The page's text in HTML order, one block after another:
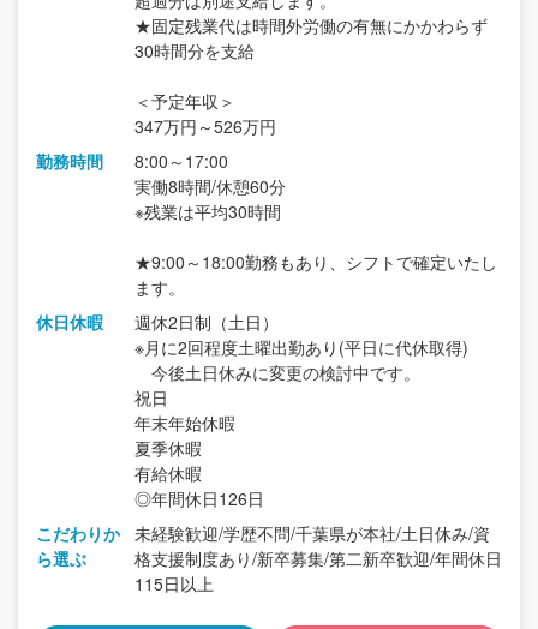
★固定残業代は時間外労働の有無にかかわらず
30時間分を支給
＜予定年収＞
347万円～526万円
勤務時間
8:00～17:00
実働8時間/休憩60分
※残業は平均30時間
★9:00～18:00勤務もあり、シフトで確定いたし
ます。
休日休暇
週休2日制（土日）
※月に2回程度土曜出勤あり(平日に代休取得)
今後土日休みに変更の検討中です。
祝日
年末年始休暇
夏季休暇
有給休暇
◎年間休日126日
こだわりか
ら選ぶ
未経験歓迎/学歴不問/千葉県が本社/土日休み/資
格支援制度あり/新卒募集/第二新卒歓迎/年間休日
115日以上